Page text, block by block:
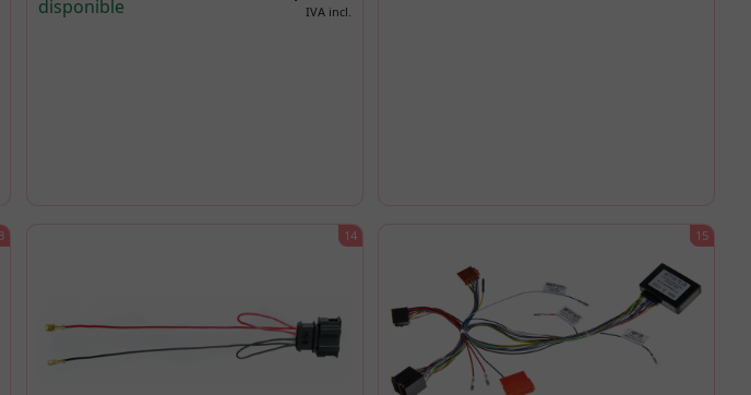
disponible
IVA incl.